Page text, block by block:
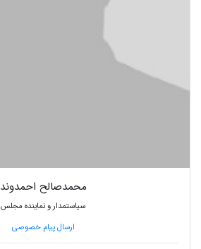
محمدصالح احمدوند
سیاستمدار و نماینده مجلس
ارسال پیام خصوصی